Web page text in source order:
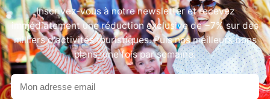
Inscrivez-vous à notre newsletter et recevez
immédiatement une réduction exclusive de −7% sur des
milliers d'activités touristiques. Puis nos meilleurs bons
plans, une fois par semaine.
Votre
adresse